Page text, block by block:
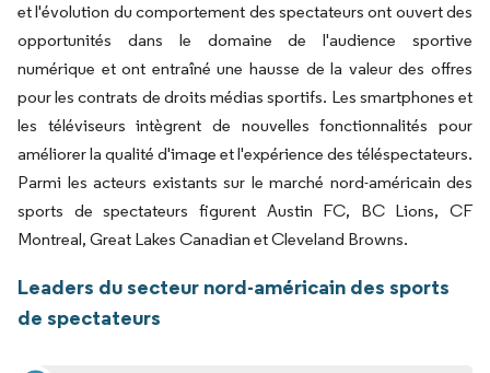
et l'évolution du comportement des spectateurs ont ouvert des
opportunités dans le domaine de l'audience sportive
numérique et ont entraîné une hausse de la valeur des offres
pour les contrats de droits médias sportifs. Les smartphones et
les téléviseurs intègrent de nouvelles fonctionnalités pour
améliorer la qualité d'image et l'expérience des téléspectateurs.
Parmi les acteurs existants sur le marché nord-américain des
sports de spectateurs figurent Austin FC, BC Lions, CF
Montreal, Great Lakes Canadian et Cleveland Browns.
Leaders du secteur nord-américain des sports
de spectateurs